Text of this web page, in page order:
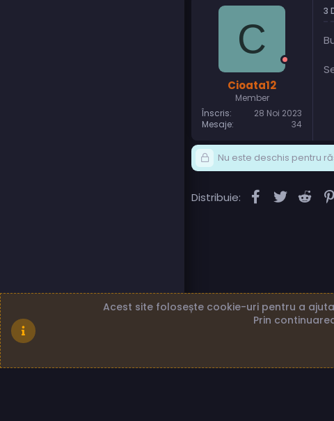
C
Cioata12
Member
Înscris
28 Noi 2023
Mesaje
34
3
Nu este deschis pentru
Distribuie: FacebookTwitter
Acest site folosește cookie-uri pentru a
Prin